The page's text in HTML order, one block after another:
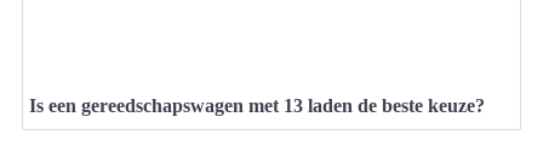
Is een gereedschapswagen met 13 laden de beste keuze?